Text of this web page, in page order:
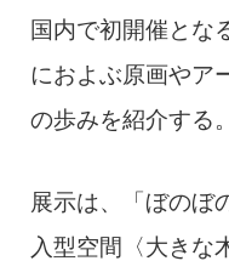
国内で初開催とな
におよぶ原画やア
の歩みを紹介する。
展示は、「ぼのぼ
入型空間〈大きな